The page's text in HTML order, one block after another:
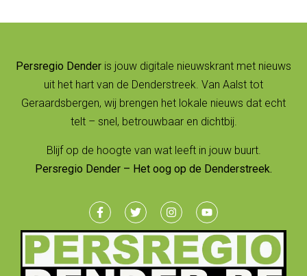
Persregio Dender is jouw digitale nieuwskrant met nieuws
uit het hart van de Denderstreek. Van Aalst tot
Geraardsbergen, wij brengen het lokale nieuws dat echt
telt – snel, betrouwbaar en dichtbij.
Blijf op de hoogte van wat leeft in jouw buurt.
Persregio Dender – Het oog op de Denderstreek.